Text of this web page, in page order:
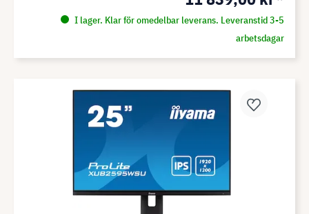
I lager. Klar för omedelbar leverans. Leveranstid 3-5
arbetsdagar